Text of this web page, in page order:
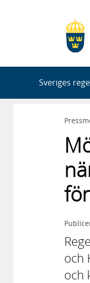
Sveriges
och
och